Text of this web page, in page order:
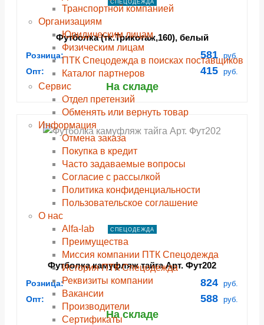
Транспортной компанией
Организациям
Юридическим лицам
Физическим лицам
ПТК Спецодежда в поисках поставщиков
Каталог партнеров
Сервис
Отдел претензий
Обменять или вернуть товар
Информация
Отмена заказа
Покупка в кредит
Часто задаваемые вопросы
Согласие с рассылкой
Политика конфиденциальности
Пользовательское соглашение
О нас
Alfa-lab
Преимущества
Миссия компании ПТК Спецодежда
История ПТК Спецодежда
Реквизиты компании
Вакансии
Производители
Сертификаты
СПЕЦОДЕЖДА
Футболка (тк.Трикотаж,160), белый
Розница: 581 руб.
Опт: 415 руб.
На складе
СПЕЦОДЕЖДА
Футболка камуфляж тайга Арт. Фут202
Розница: 824 руб.
Опт: 588 руб.
На складе